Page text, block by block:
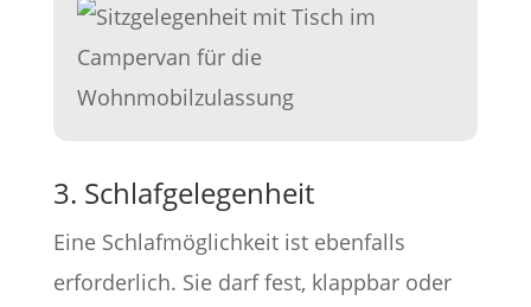
3. Schlafgelegenheit
Eine Schlafmöglichkeit ist ebenfalls
erforderlich. Sie darf fest, klappbar oder